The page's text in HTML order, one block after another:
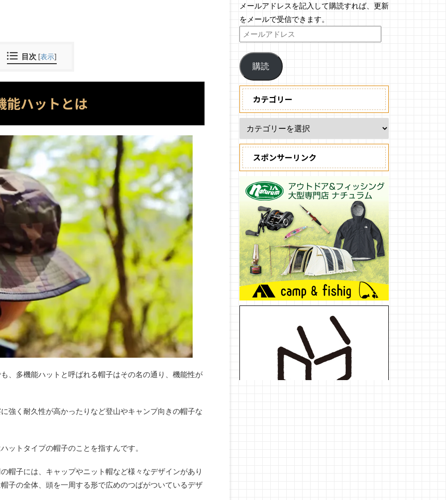
目次 [表示]
能ハットとは
、多機能ハットと呼ばれる帽子はその名の通り、機能性が
強く耐久性が高かったりなど登山やキャンプ向きの帽子な
ットタイプの帽子のことを指すんです。
帽子には、キャップやニット帽など様々なデザインがあり
子の全体、頭を一周する形で広めのつばがついているデザ
メールアドレスを記入して購読すれば、更新
をメールで受信できます。
購読
カテゴリー
スポンサーリンク